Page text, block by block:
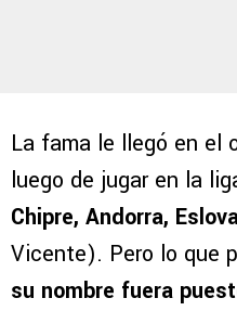
La fama le llegó en el
luego de jugar en la
Chipre, Andorra,
Vicente). Pero lo que
su nombre fuera